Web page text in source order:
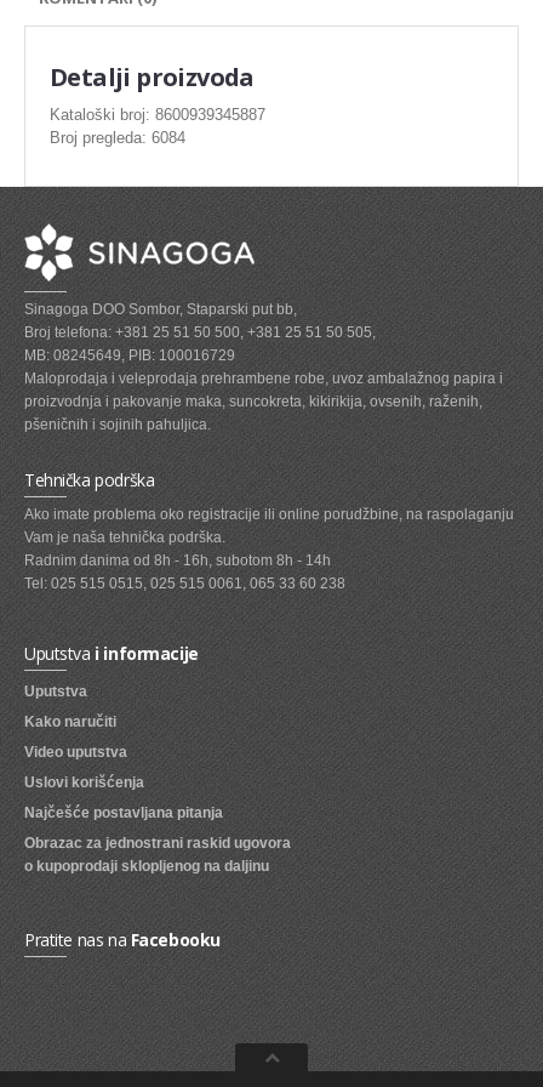
ZAMRZNUTO MESO SVINJSKO
ZAMRZNUTA RIBA
ZAMRZNUTO MESO PILETINA
PASTETE I MESNI NARESCI
TUNJEVINE I KONZERVE
GOTOVA JELA
SIROVINA ZA GASTRO
GASTRO
KISELISI
KECAP, SENF, REN, PARADAJZ,SOS
KOMPOTI
SVEZE VOCE
SVEZE POVRCE
DZEMOVI, MARMALADE I MED
BOMBONI
ZVAKE
LIZALICE
COKOLADE
KREMOVI
BOMBONJERE I PRALINE
MALE COKOLADE I BAROVI
KEKSOVI
KEKS STRUDLE
Detalji proizvoda
Kataloški broj: 8600939345887
Broj pregleda: 6084
Sinagoga DOO Sombor, Staparski put bb,
Broj telefona: +381 25 51 50 500, +381 25 51 50 505,
MB: 08245649, PIB: 100016729
Maloprodaja i veleprodaja prehrambene robe, uvoz ambalažnog papira i
proizvodnja i pakovanje maka, suncokreta, kikirikija, ovsenih, raženih,
pšeničnih i sojinih pahuljica.
Tehnička podrška
Ako imate problema oko registracije ili online porudžbine, na raspolaganju
Vam je naša tehnička podrška.
Radnim danima od 8h - 16h, subotom 8h - 14h
Tel: 025 515 0515, 025 515 0061, 065 33 60 238
Uputstvai informacije
Uputstva
Kako naručiti
Video uputstva
Uslovi korišćenja
Najčešće postavljana pitanja
Obrazac za jednostrani raskid ugovora
o kupoprodaji sklopljenog na daljinu
Pratite nas na Facebooku